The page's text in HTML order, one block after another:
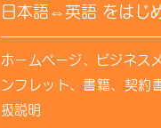
日本語⇔英語 をはじ
ホームページ、ビジネス
ンフレット、書籍、契約
扱説明